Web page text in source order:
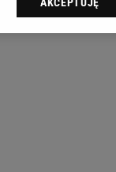
sp. z o.o., jej
swoje preferencje
celów identyfikacji.